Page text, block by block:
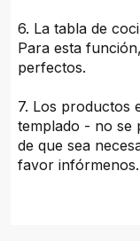
6. La tabla de
Para esta
perfectos.
7. Los productos
templado - no se
de que sea
favor infórmenos.